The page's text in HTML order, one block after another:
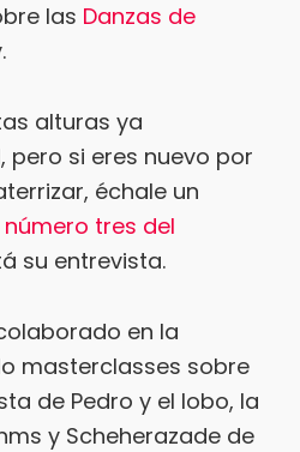
las Danzas de
alturas ya
pero si eres nuevo por
échale un
tres del
su entrevista.
en la
masterclasses sobre
de Pedro y el lobo, la
y Scheherazade de